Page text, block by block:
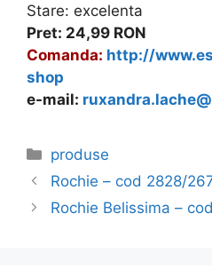
Stare: excelenta
Pret: 24,99 RON
Comanda: http://
shop
e-mail:
Categories
produse
Rochie – cod 2828/
Rochie Belissima –